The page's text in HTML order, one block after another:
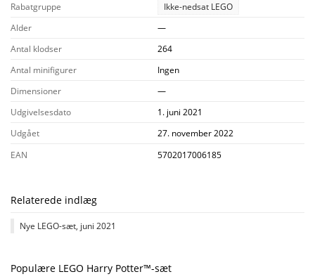
Rabatgruppe
Ikke-nedsat LEGO
Alder
—
Antal klodser
264
Antal minifigurer
Ingen
Dimensioner
—
Udgivelsesdato
1. juni 2021
Udgået
27. november 2022
EAN
5702017006185
Relaterede indlæg
Nye LEGO-sæt, juni 2021
Populære LEGO Harry Potter™-sæt